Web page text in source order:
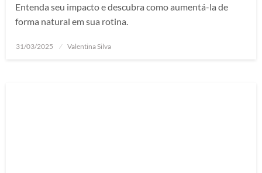
Entenda seu impacto e descubra como aumentá-la de
forma natural em sua rotina.
Posted
31/03/2025 Valentina Silva